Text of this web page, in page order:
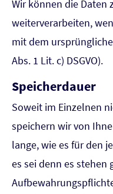
Wir können die Daten
weiterverarbeiten,
mit dem
Abs. 1 Lit. c) DSGVO).
Speicherdauer
Soweit im Einzelnen
speichern wir von
lange, wie es für den
es sei denn es stehen